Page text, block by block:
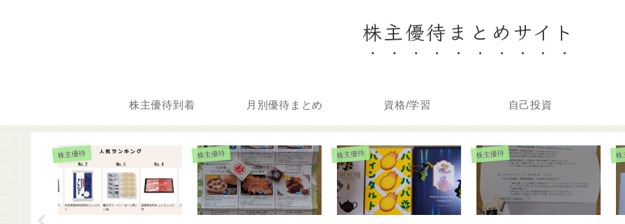
株主優待まとめサイト
株主優待到着 月別優待まとめ 資格/学習 自己投資
株主優待 株主優待 株主優待 株主優待 株